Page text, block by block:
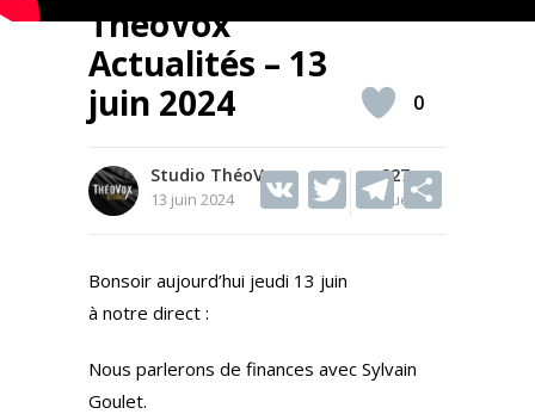
ThéoVox
Actualités – 13
juin 2024
Studio ThéoVox
13 juin 2024
227
Vues
V T T
m
0
Bonsoir aujourd’hui jeudi 13 juin
à notre direct :
Nous parlerons de finances avec Sylvain
Goulet.